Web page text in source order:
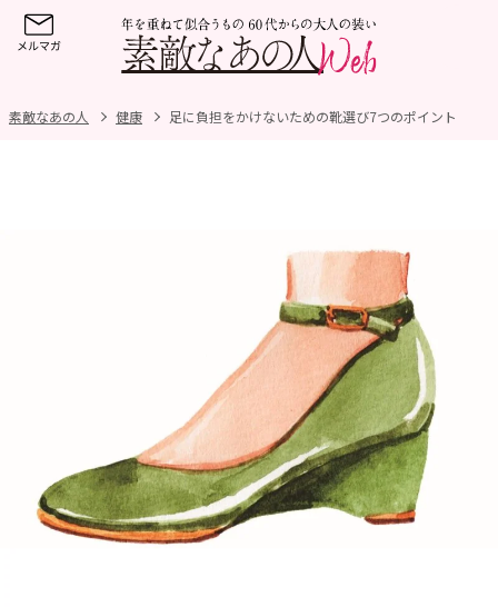
素敵なあの人 健康 足に負担をかけないための靴選び7つのポイント